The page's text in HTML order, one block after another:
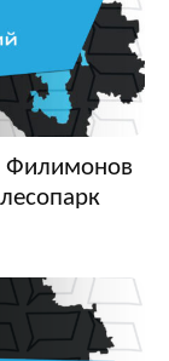
Филимонов